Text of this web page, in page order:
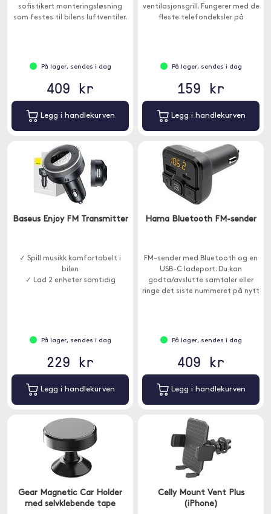
sofistikert monteringsløsning
som festes til bilens luftventiler.
På lager, sendes i dag
409 kr
Legg i handlekurven
ventilasjonsgrill. Fungerer med de
fleste telefondeksler på
På lager, sendes i dag
159 kr
Legg i handlekurven
Baseus Enjoy FM Transmitter
✓ Spill musikk komfortabelt i
bilen
✓ Lad 2 enheter samtidig
På lager, sendes i dag
229 kr
Legg i handlekurven
Hama Bluetooth FM-sender
FM-sender med Bluetooth og en
USB-C ladeport. Du kan
godta/avslutte samtaler eller
ringe det siste nummeret på nytt
På lager, sendes i dag
409 kr
Legg i handlekurven
Gear Magnetic Car Holder
med selvklebende tape
Celly Mount Vent Plus
(iPhone)